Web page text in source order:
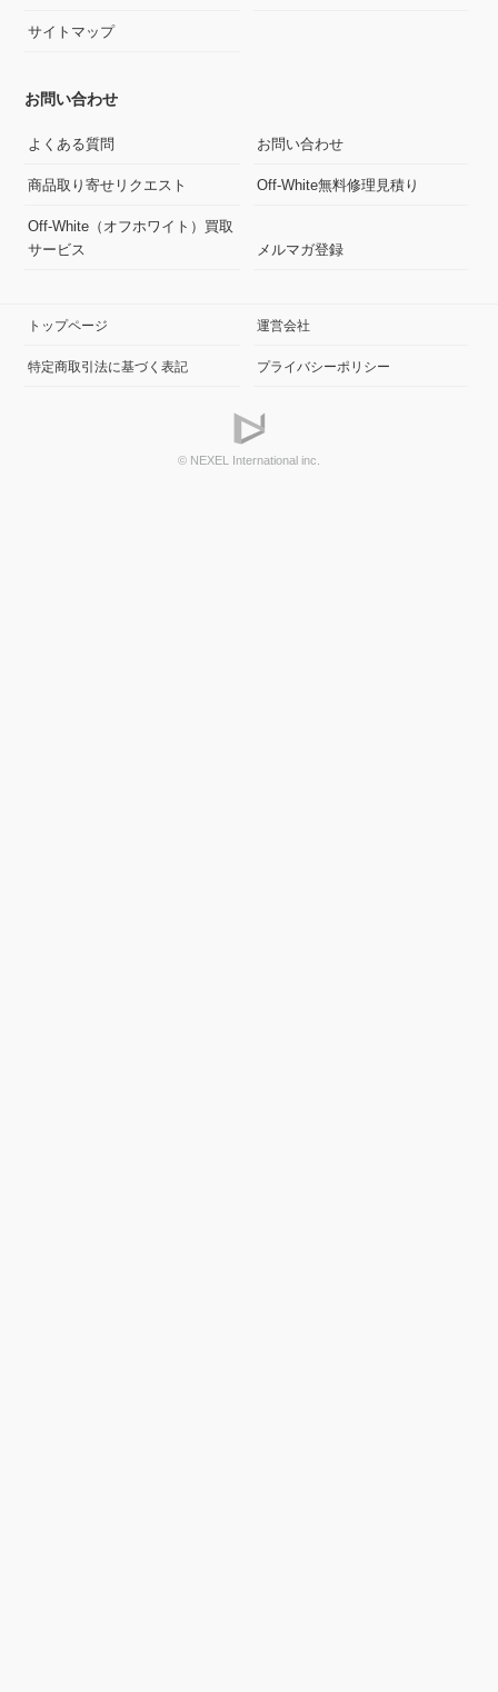
サイトマップ
お問い合わせ
よくある質問 お問い合わせ
商品取り寄せリクエスト Off-White無料修理見積り
Off-White（オフホワイト）買取
サービス
メルマガ登録
トップページ 運営会社
特定商取引法に基づく表記 プライバシーポリシー
© NEXEL International inc.